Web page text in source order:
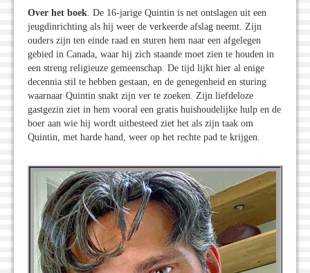
Over het boek. De 16-jarige Quintin is net ontslagen uit een
jeugdinrichting als hij weer de verkeerde afslag neemt. Zijn
ouders zijn ten einde raad en sturen hem naar een afgelegen
gebied in Canada, waar hij zich staande moet zien te houden in
een streng religieuze gemeenschap. De tijd lijkt hier al enige
decennia stil te hebben gestaan, en de genegenheid en sturing
waarnaar Quintin snakt zijn ver te zoeken. Zijn liefdeloze
gastgezin ziet in hem vooral een gratis huishoudelijke hulp en de
boer aan wie hij wordt uitbesteed ziet het als zijn taak om
Quintin, met harde hand, weer op het rechte pad te krijgen.